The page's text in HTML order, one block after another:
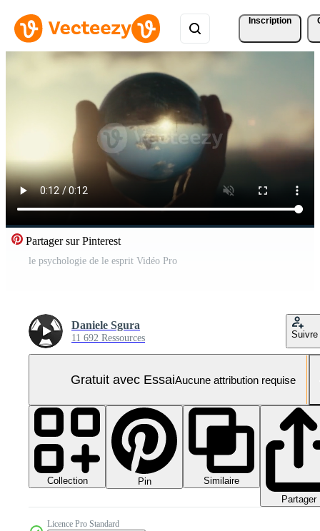
Inscription
Partager sur Pinterest
le psychologie de le esprit Vidéo Pro
Daniele Sgura
11 692 Ressources Suivre
Gratuit avec EssaiAucune attribution requise
Collection Pin
Similaire
Partager
Licence Pro Standard